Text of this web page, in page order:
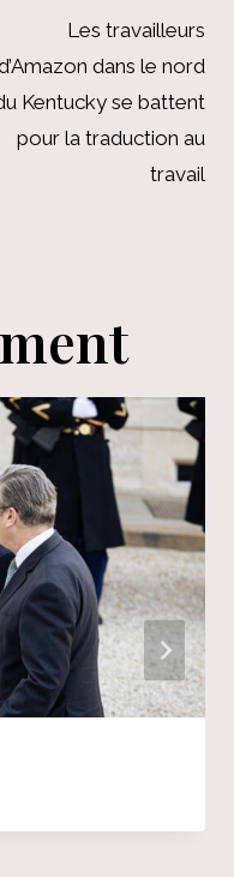
Les travailleurs
dans le nord
Kentucky se battent
pour la traduction au
travail